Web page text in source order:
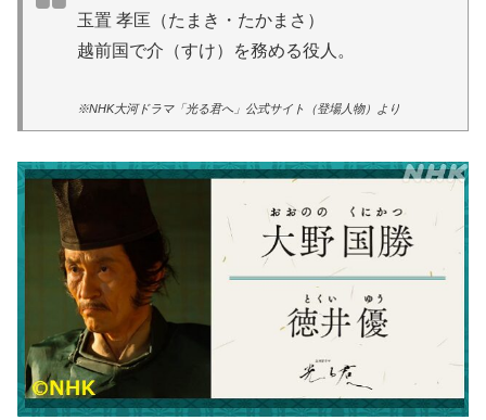
玉置 孝匡（たまき・たかまさ）
越前国で介（すけ）を務める役人。
※NHK大河ドラマ「光る君へ」公式サイト（登場人物）より